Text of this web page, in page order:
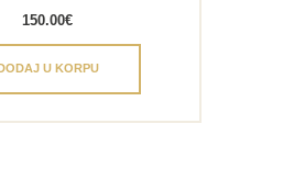
150.00€
DODAJ U KORPU